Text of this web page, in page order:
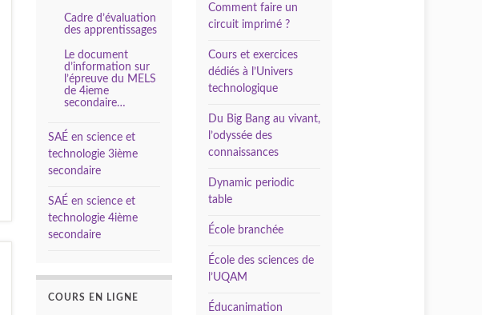
Cadre d’évaluation
des apprentissages
Le document
d’information sur
l’épreuve du MELS
de 4ieme
secondaire…
SAÉ en science et
technologie 3ième
secondaire
SAÉ en science et
technologie 4ième
secondaire
COURS EN LIGNE
Comment faire un
circuit imprimé ?
Cours et exercices
dédiés à l’Univers
technologique
Du Big Bang au vivant,
l’odyssée des
connaissances
Dynamic periodic
table
École branchée
École des sciences de
l’UQAM
Éducanimation